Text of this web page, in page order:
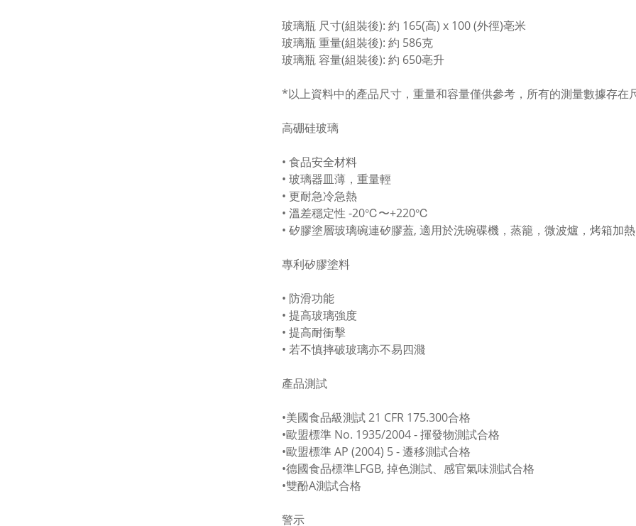
玻璃瓶 尺寸(組裝後): 約 165(高) x 100 (外徑)亳米
玻璃瓶 重量(組裝後): 約 586克
玻璃瓶 容量(組裝後): 約 650亳升
*以上資料中的產品尺寸，重量和容量僅供參考，所有的測量數據存在
高硼硅玻璃
• 食品安全材料
• 玻璃器皿薄，重量輕
• 更耐急冷急熱
• 溫差穩定性 -20℃〜+220℃
• 矽膠塗層玻璃碗連矽膠蓋, 適用於洗碗碟機，蒸籠，微波爐，烤箱加熱
專利矽膠塗料
• 防滑功能
• 提高玻璃強度
• 提高耐衝擊
• 若不慎摔破玻璃亦不易四濺
產品測試
•美國食品級測試 21 CFR 175.300合格
•歐盟標準 No. 1935/2004 - 揮發物測試合格
•歐盟標準 AP (2004) 5 - 遷移測試合格
•德國食品標準LFGB, 掉色測試、感官氣味測試合格
•雙酚A測試合格
警示